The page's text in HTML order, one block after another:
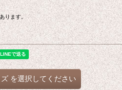
ります。
を選択してください